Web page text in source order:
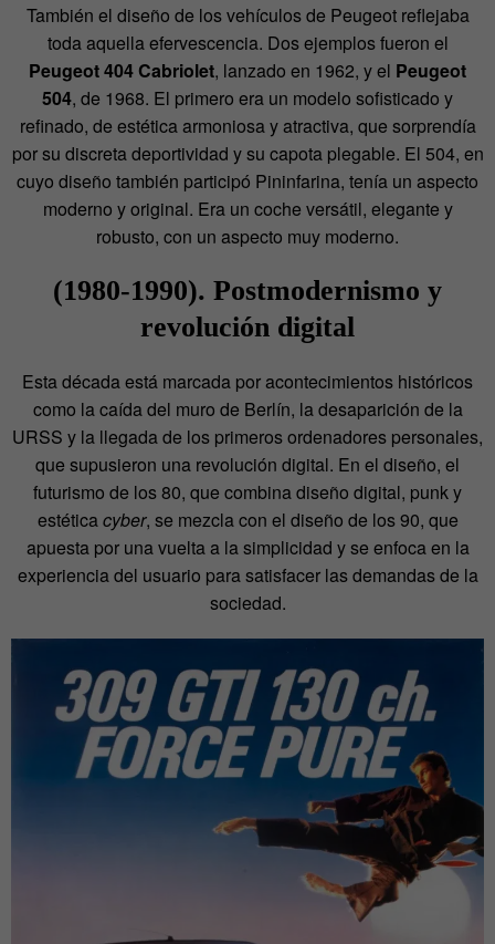
También el diseño de los vehículos de Peugeot reflejaba
toda aquella efervescencia. Dos ejemplos fueron el
Peugeot 404 Cabriolet, lanzado en 1962, y el Peugeot
504, de 1968. El primero era un modelo sofisticado y
refinado, de estética armoniosa y atractiva, que sorprendía
por su discreta deportividad y su capota plegable. El 504, en
cuyo diseño también participó Pininfarina, tenía un aspecto
moderno y original. Era un coche versátil, elegante y
robusto, con un aspecto muy moderno.
(1980-1990). Postmodernismo y
revolución digital
Esta década está marcada por acontecimientos históricos
como la caída del muro de Berlín, la desaparición de la
URSS y la llegada de los primeros ordenadores personales,
que supusieron una revolución digital. En el diseño, el
futurismo de los 80, que combina diseño digital, punk y
estética cyber, se mezcla con el diseño de los 90, que
apuesta por una vuelta a la simplicidad y se enfoca en la
experiencia del usuario para satisfacer las demandas de la
sociedad.